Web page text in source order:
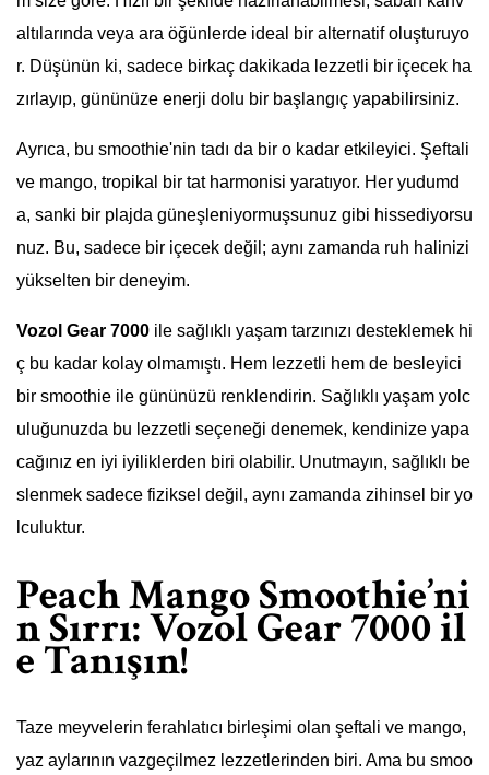
altılarında veya ara öğünlerde ideal bir alternatif oluşturuyo
r. Düşünün ki, sadece birkaç dakikada lezzetli bir içecek ha
zırlayıp, gününüze enerji dolu bir başlangıç yapabilirsiniz.
Ayrıca, bu smoothie'nin tadı da bir o kadar etkileyici. Şeftali
ve mango, tropikal bir tat harmonisi yaratıyor. Her yudumd
a, sanki bir plajda güneşleniyormuşsunuz gibi hissediyorsu
nuz. Bu, sadece bir içecek değil; aynı zamanda ruh halinizi
yükselten bir deneyim.
Vozol Gear 7000 ile sağlıklı yaşam tarzınızı desteklemek hi
ç bu kadar kolay olmamıştı. Hem lezzetli hem de besleyici
bir smoothie ile gününüzü renklendirin. Sağlıklı yaşam yolc
uluğunuzda bu lezzetli seçeneği denemek, kendinize yapa
cağınız en iyi iyiliklerden biri olabilir. Unutmayın, sağlıklı be
slenmek sadece fiziksel değil, aynı zamanda zihinsel bir yo
lculuktur.
Peach Mango Smoothie’ni
n Sırrı: Vozol Gear 7000 il
e Tanışın!
Taze meyvelerin ferahlatıcı birleşimi olan şeftali ve mango,
yaz aylarının vazgeçilmez lezzetlerinden biri. Ama bu smoo